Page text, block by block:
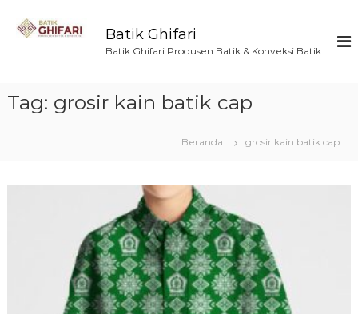
Batik Ghifari
Batik Ghifari Produsen Batik & Konveksi Batik
Tag: grosir kain batik cap
Beranda grosir kain batik cap